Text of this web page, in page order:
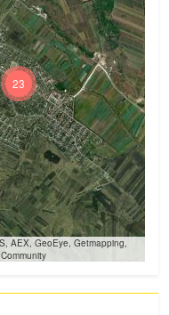
23
AEX, GeoEye, Getmapping,